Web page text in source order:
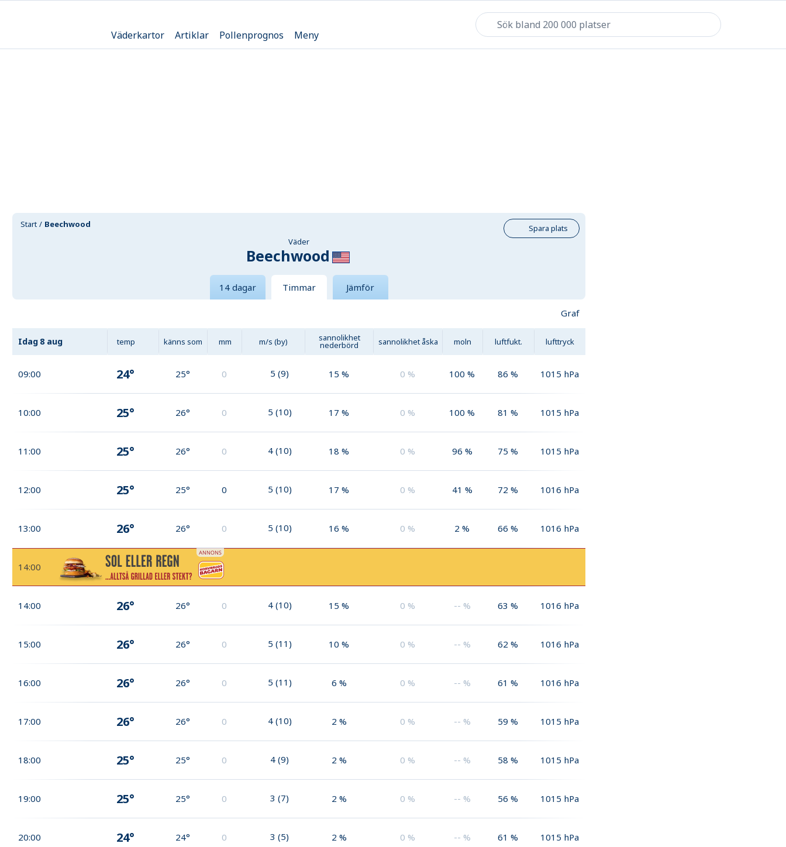
Väderkartor Artiklar Pollenprognos Meny
Start Beechwood
Spara plats
Väder
Beechwood
14 dagar Timmar Jämför
Graf
Idag 8 aug temp känns som mm m/s (by) sannolikhet
nederbörd sannolikhet åska moln luftfukt. lufttryck
09:00 24° 25° 0 5 (9) 15 % 0 % 100 % 86 % 1015 hPa
10:00 25° 26° 0 5 (10) 17 % 0 % 100 % 81 % 1015 hPa
11:00 25° 26° 0 4 (10) 18 % 0 % 96 % 75 % 1015 hPa
12:00 25° 25° 0 5 (10) 17 % 0 % 41 % 72 % 1016 hPa
13:00 26° 26° 0 5 (10) 16 % 0 % 2 % 66 % 1016 hPa
14:00
14:00 26° 26° 0 4 (10) 15 % 0 % -- % 63 % 1016 hPa
15:00 26° 26° 0 5 (11) 10 % 0 % -- % 62 % 1016 hPa
16:00 26° 26° 0 5 (11) 6 % 0 % -- % 61 % 1016 hPa
17:00 26° 26° 0 4 (10) 2 % 0 % -- % 59 % 1015 hPa
18:00 25° 25° 0 4 (9) 2 % 0 % -- % 58 % 1015 hPa
19:00 25° 25° 0 3 (7) 2 % 0 % -- % 56 % 1015 hPa
20:00 24° 24° 0 3 (5) 2 % 0 % -- % 61 % 1015 hPa